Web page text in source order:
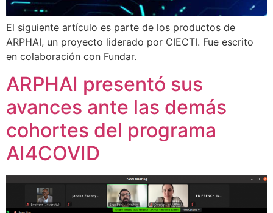
El siguiente artículo es parte de los productos de
ARPHAI, un proyecto liderado por CIECTI. Fue escrito
en colaboración con Fundar.
ARPHAI presentó sus
avances ante las demás
cohortes del programa
AI4COVID